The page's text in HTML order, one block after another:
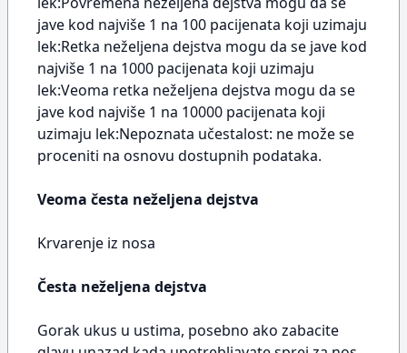
jave kod najviše 1 na 100 pacijenata koji uzimaju
lek:Retka neželjena dejstva mogu da se jave kod
najviše 1 na 1000 pacijenata koji uzimaju
lek:Veoma retka neželjena dejstva mogu da se
jave kod najviše 1 na 10000 pacijenata koji
uzimaju lek:Nepoznata učestalost: ne može se
proceniti na osnovu dostupnih podataka.
Veoma česta neželjena dejstva
Krvarenje iz nosa
Česta neželjena dejstva
Gorak ukus u ustima, posebno ako zabacite